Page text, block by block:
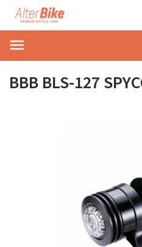
BBB BLS-127